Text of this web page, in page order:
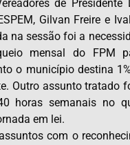
de
Gilvan Freire e
na sessão foi a
mensal do FPM
o município destina
Outro assunto tratado
horas semanais no
em lei.
com o